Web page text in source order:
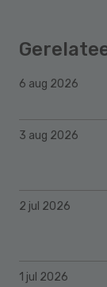
6 aug 2026
3 aug 2026
2 jul 2026
1 jul 2026